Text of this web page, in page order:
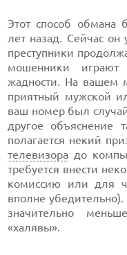
Этот способ обмана
лет назад. Сейчас он
преступники
мошенники
жадности. На вашем
приятный мужской
ваш номер был
другое объяснение
полагается некий
телевизора до
требуется внести
комиссию или для
вполне
значительно
«халявы».